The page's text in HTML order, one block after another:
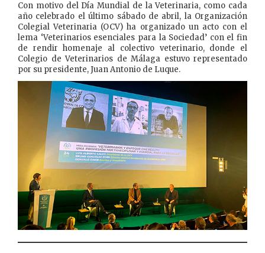
Con motivo del Día Mundial de la Veterinaria, como cada
año celebrado el último sábado de abril, la Organización
Colegial Veterinaria (OCV) ha organizado un acto con el
lema ‘Veterinarios esenciales para la Sociedad’ con el fin
de rendir homenaje al colectivo veterinario, donde el
Colegio de Veterinarios de Málaga estuvo representado
por su presidente, Juan Antonio de Luque.